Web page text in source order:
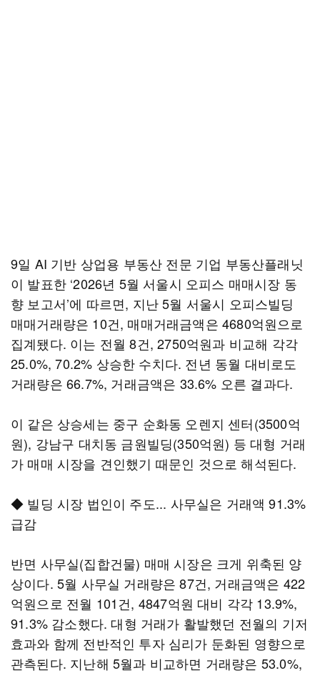
9일 AI 기반 상업용 부동산 전문 기업 부동산플래닛
이 발표한 ‘2026년 5월 서울시 오피스 매매시장 동
향 보고서’에 따르면, 지난 5월 서울시 오피스빌딩
매매거래량은 10건, 매매거래금액은 4680억원으로
집계됐다. 이는 전월 8건, 2750억원과 비교해 각각
25.0%, 70.2% 상승한 수치다. 전년 동월 대비로도
거래량은 66.7%, 거래금액은 33.6% 오른 결과다.
이 같은 상승세는 중구 순화동 오렌지 센터(3500억
원), 강남구 대치동 금원빌딩(350억원) 등 대형 거래
가 매매 시장을 견인했기 때문인 것으로 해석된다.
◆ 빌딩 시장 법인이 주도... 사무실은 거래액 91.3%
급감
반면 사무실(집합건물) 매매 시장은 크게 위축된 양
상이다. 5월 사무실 거래량은 87건, 거래금액은 422
억원으로 전월 101건, 4847억원 대비 각각 13.9%,
91.3% 감소했다. 대형 거래가 활발했던 전월의 기저
효과와 함께 전반적인 투자 심리가 둔화된 영향으로
관측된다. 지난해 5월과 비교하면 거래량은 53.0%,